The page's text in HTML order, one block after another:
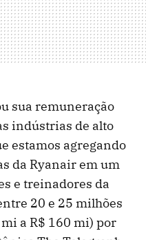
sua remuneração
indústrias de alto
estamos agregando
da Ryanair em um
e treinadores da
20 e 25 milhões
a R$ 160 mi) por